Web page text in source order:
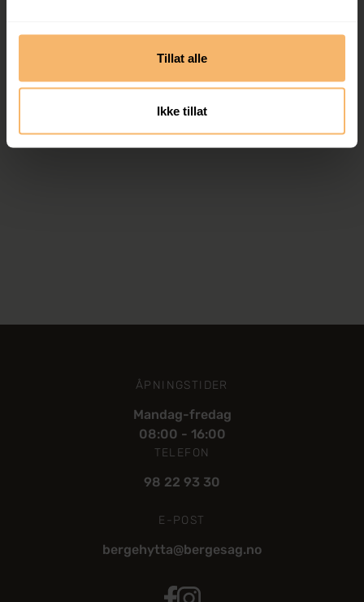
Tillat alle
Ikke tillat
ÅPNINGSTIDER
Mandag-fredag
08:00 - 16:00
TELEFON
98 22 93 30
E-POST
bergehytta@bergesag.no
Bergehytta Facebook
Berge Hytta Instagram